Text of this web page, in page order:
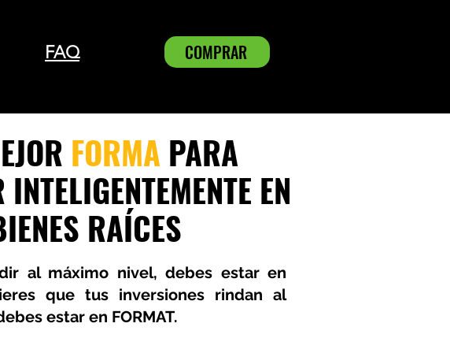
FAQ COMPRAR
FORMA PARA
EN
RAÍCES
al máximo nivel, debes estar en
que tus inversiones rindan al
estar en FORMAT.